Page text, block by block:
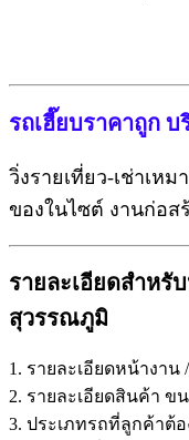
รถเฮี๊ยบราคาถูก
วิ่งรายเที่ยว-เช่าเห
ของในไซต์ งานก่อส
รายละเอียดสำหรั
สุวรรณภูมิ
1. รายละเอียดหน้างาน
2. รายละเอียดสินค้า ข
3. ประเภทรถที่ลูกค้าต้อ